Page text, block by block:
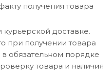
получения товара
доставке.
при получении товара
обязательном порядке
товара и наличия